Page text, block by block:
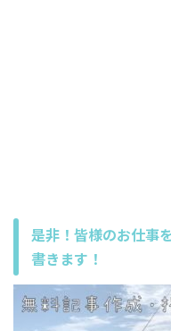
是非！皆様のお仕事
書きます！